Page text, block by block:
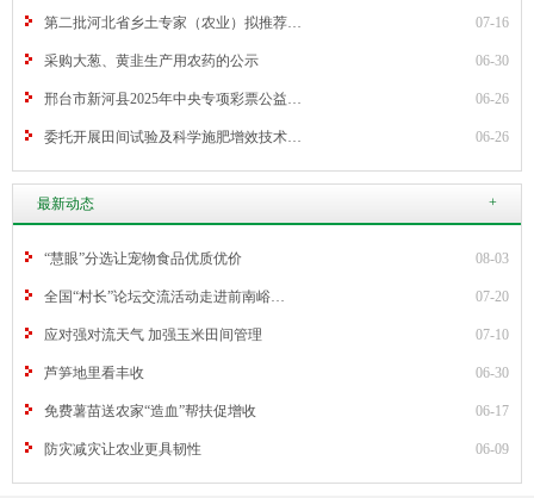
第二批河北省乡土专家（农业）拟推荐… 07-16
采购大葱、黄韭生产用农药的公示 06-30
邢台市新河县2025年中央专项彩票公益… 06-26
委托开展田间试验及科学施肥增效技术… 06-26
最新动态 +
“慧眼”分选让宠物食品优质优价 08-03
全国“村长”论坛交流活动走进前南峪… 07-20
应对强对流天气 加强玉米田间管理 07-10
芦笋地里看丰收 06-30
免费薯苗送农家“造血”帮扶促增收 06-17
防灾减灾让农业更具韧性 06-09